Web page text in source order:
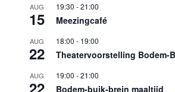
AUG
15
19:30 -21:00
Meezingcafé
AUG
22
18:00 - 19:00
Theatervoorstelling Bodem-
AUG
22
19:00 -21:00
Bodem-buik-brein maaltijd